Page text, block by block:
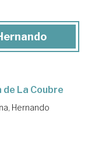
de La Coubre
Hernando